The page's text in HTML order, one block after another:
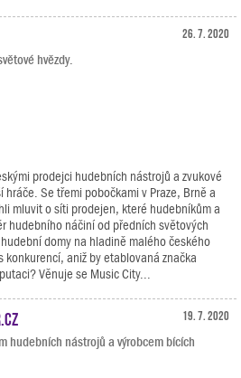
26. 7. 2020
hvězdy.
prodejci hudebních nástrojů a zvukové
Se třemi pobočkami v Praze, Brně a
mluvit o síti prodejen, které hudebníkům a
hudebního náčiní od předních světových
domy na hladině malého českého
konkurencí, aniž by etablovaná značka
Věnuje se Music City...
19. 7. 2020
hudebních nástrojů a výrobcem bících